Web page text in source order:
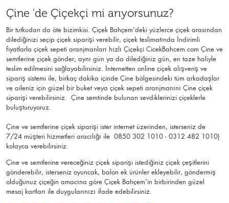
Çine 'de Çiçekçi mi arıyorsunuz?
Bir tutkudan da öte bizimkisi. Çiçek Bahçem'deki yüzlerce çiçek arasından
dilediğinizi seçip çiçek siparişi verebilir, çiçek teslimatında İndirimli
fiyatlarla çiçek sepeti aranjmanları hızlı Çiçekçi CicekBahcem.com Çine ve
semtlerine çiçek gönder, aynı gün ya da dilediğiniz gün, en taze haliyle
teslim edilmesini sağlayabilirsiniz. İnternetten online çiçek alışveriş ve
sipariş sistemi ile, birkaç dakika içinde Çine bölgesindeki tüm arkadaşlar
ve aileniz için güzel bir buket veya çiçek sepeti aranjmanını Çine çiçek
siparişi verebilirsiniz. Çine semtinde bulunan sevdiklerinizi çiçeklerle
buluşturuyoruz.
Çine ve semtlerine çiçek siparişi ister internet üzerinden, isterseniz de
7/24 müşteri hizmetleri aracılığı ile 0850 302 1010 - 0312 482 1010)
kolayca verebilirsiniz.
Çine ve semtlerine vereceğiniz çiçek siparişi istediğiniz çiçek çeşitlerini
gönderebilir, isterseniz oyuncak, balon ek ürünler ekleyebilir, göndermiş
olduğunuz çiçeğin amacına göre Çiçek Bahçem'in birbirinden güzel
mesaj kartları ile duygularınızı ifade edebilirsiniz.